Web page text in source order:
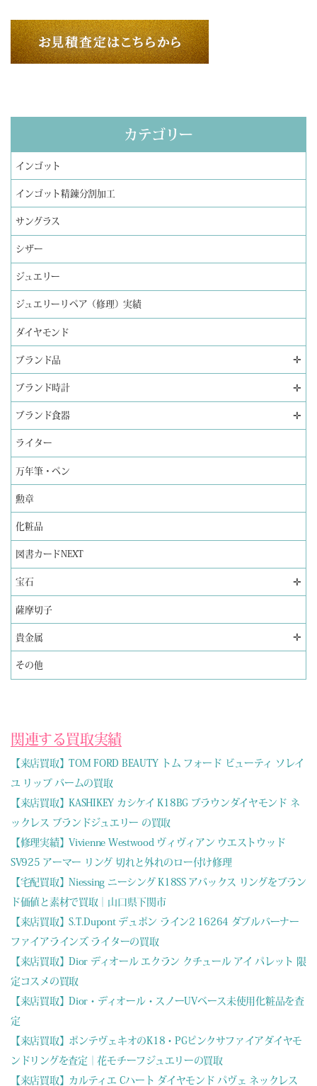
カテゴリー
インゴット
インゴット精錬分割加工
サングラス
シザー
ジュエリー
ジュエリーリペア（修理）実績
ダイヤモンド
ブランド品 ✛
ブランド時計 ✛
ブランド食器 ✛
ライター
万年筆・ペン
勲章
化粧品
図書カードNEXT
宝石 ✛
薩摩切子
貴金属 ✛
その他
関連する買取実績
【来店買取】TOM FORD BEAUTY トム フォード ビューティ ソレイ
ユ リップ バームの買取
【来店買取】KASHIKEY カシケイ K18BG ブラウンダイヤモンド ネ
ックレス ブランドジュエリー の買取
【修理実績】Vivienne Westwood ヴィヴィアン ウエストウッド
SV925 アーマー リング 切れと外れのロー付け修理
【宅配買取】Niessing ニーシング K18SS アバックス リングをブラン
ド価値と素材で買取｜山口県下関市
【来店買取】S.T.Dupont デュポン ライン2 16264 ダブルバーナー
ファイアラインズ ライターの買取
【来店買取】Dior ディオール エクラン クチュール アイ パレット 限
定コスメの買取
【来店買取】Dior・ディオール・スノーUVベース未使用化粧品を査
定
【来店買取】ポンテヴェキオのK18・PGピンクサファイアダイヤモ
ンドリングを査定｜花モチーフジュエリーの買取
【来店買取】カルティエ Cハート ダイヤモンド パヴェ ネックレス